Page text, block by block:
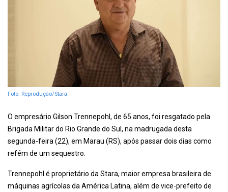
Foto: Reprodução/Stara
O empresário Gilson Trennepohl, de 65 anos, foi resgatado pela
Brigada Militar do Rio Grande do Sul, na madrugada desta
segunda-feira (22), em Marau (RS), após passar dois dias como
refém de um sequestro.
Trennepohl é proprietário da Stara, maior empresa brasileira de
máquinas agrícolas da América Latina, além de vice-prefeito de